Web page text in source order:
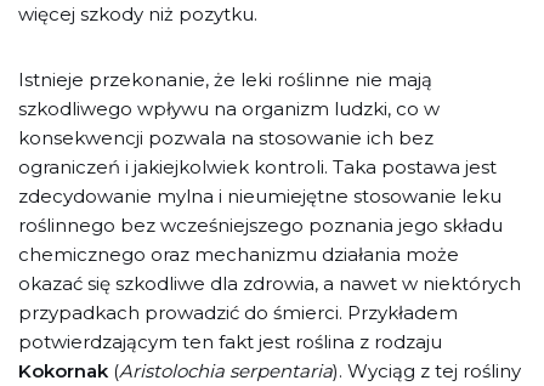
więcej szkody niż pozytku.
Istnieje przekonanie, że leki roślinne nie mają
szkodliwego wpływu na organizm ludzki, co w
konsekwencji pozwala na stosowanie ich bez
ograniczeń i jakiejkolwiek kontroli. Taka postawa jest
zdecydowanie mylna i nieumiejętne stosowanie leku
roślinnego bez wcześniejszego poznania jego składu
chemicznego oraz mechanizmu działania może
okazać się szkodliwe dla zdrowia, a nawet w niektórych
przypadkach prowadzić do śmierci. Przykładem
potwierdzającym ten fakt jest roślina z rodzaju
Kokornak (Aristolochia serpentaria). Wyciąg z tej rośliny